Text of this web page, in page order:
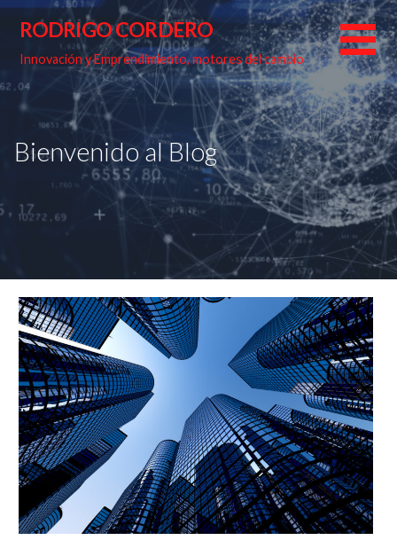
Skip
content
RODRIGO CORDERO
Innovación y Emprendimiento, motores del cambio
Bienvenido al Blog